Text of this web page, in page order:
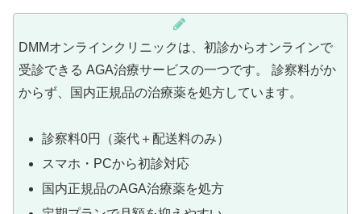
DMMオンラインクリニックは、初診からオンラインで
受診できる AGA治療サービスの一つです。 診察料がか
からず、国内正規品の治療薬を処方しています。
診察料0円（薬代＋配送料のみ）
スマホ・PCから初診対応
国内正規品のAGA治療薬を処方